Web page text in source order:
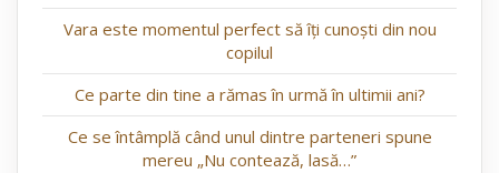
Vara este momentul perfect să îți cunoști din nou
copilul
Ce parte din tine a rămas în urmă în ultimii ani?
Ce se întâmplă când unul dintre parteneri spune
mereu „Nu contează, lasă…”